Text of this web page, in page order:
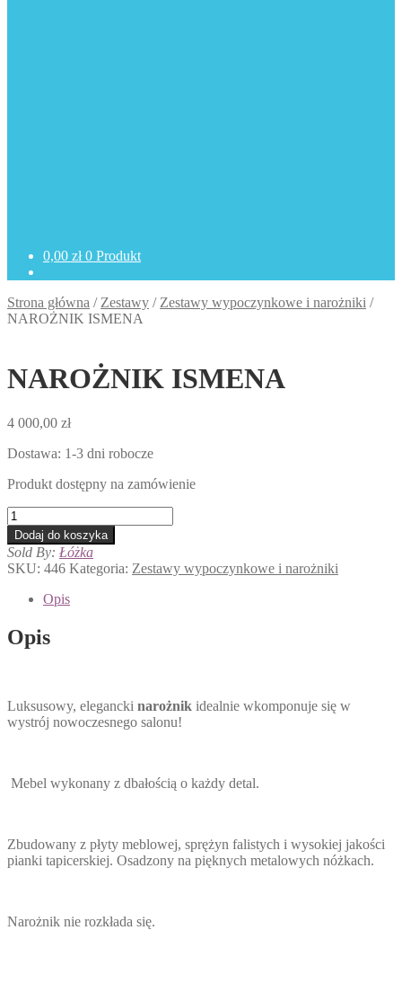
0,00 zł 0 Produkt
Strona główna / Zestawy / Zestawy wypoczynkowe i narożniki /
NAROŻNIK ISMENA
NAROŻNIK ISMENA
4 000,00 zł
Dostawa: 1-3 dni robocze
Produkt dostępny na zamówienie
ilość
NAROŻNIK
ISMENA
Dodaj do koszyka
Sold By: Łóżka
SKU: 446 Kategoria: Zestawy wypoczynkowe i narożniki
Opis
Opis
Luksusowy, elegancki narożnik idealnie wkomponuje się w
wystrój nowoczesnego salonu!
Mebel wykonany z dbałością o każdy detal.
Zbudowany z płyty meblowej, sprężyn falistych i wysokiej jakości
pianki tapicerskiej. Osadzony na pięknych metalowych nóżkach.
Narożnik nie rozkłada się.